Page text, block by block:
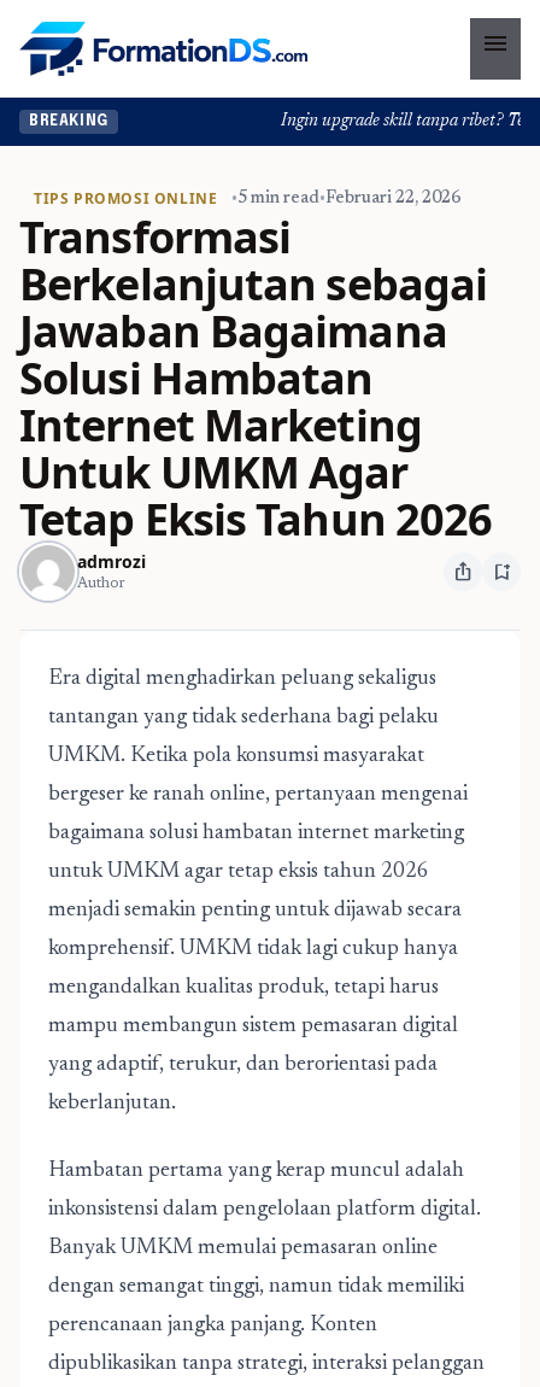
menu
BREAKING Ingin upgrade skill tanpa ribet?
TIPS PROMOSI ONLINE •5 min read•Februari 22, 2026
Transformasi
Berkelanjutan sebagai
Jawaban Bagaimana
Solusi Hambatan
Internet Marketing
Untuk UMKM Agar
Tetap Eksis Tahun 2026
admrozi
Author ios_share bookmark_add
Era digital menghadirkan peluang sekaligus
tantangan yang tidak sederhana bagi pelaku
UMKM. Ketika pola konsumsi masyarakat
bergeser ke ranah online, pertanyaan mengenai
bagaimana solusi hambatan internet marketing
untuk UMKM agar tetap eksis tahun 2026
menjadi semakin penting untuk dijawab secara
komprehensif. UMKM tidak lagi cukup hanya
mengandalkan kualitas produk, tetapi harus
mampu membangun sistem pemasaran digital
yang adaptif, terukur, dan berorientasi pada
keberlanjutan.
Hambatan pertama yang kerap muncul adalah
inkonsistensi dalam pengelolaan platform digital.
Banyak UMKM memulai pemasaran online
dengan semangat tinggi, namun tidak memiliki
perencanaan jangka panjang. Konten
dipublikasikan tanpa strategi, interaksi pelanggan